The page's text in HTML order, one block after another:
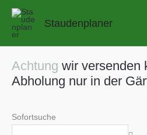
Zum
springen
Staudenplaner
Achtung wir versenden
Abholung nur in der
Sofortsuche